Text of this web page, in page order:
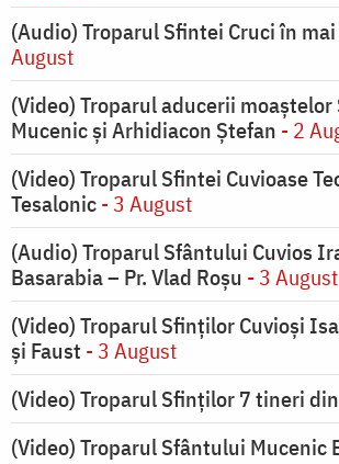
(Audio) Troparul Sfintei Cruci în
August
(Video) Troparul aducerii
Mucenic și Arhidiacon Ștefan - 2
(Video) Troparul Sfintei Cuvioase
Tesalonic- 3 August
(Audio) Troparul Sfântului Cuvios
Basarabia – Pr. Vlad Roșu - 3 August
(Video) Troparul Sfinților Cuvioși
și Faust - 3 August
(Video) Troparul Sfinților 7 tineri
(Video) Troparul Sfântului Mucenic